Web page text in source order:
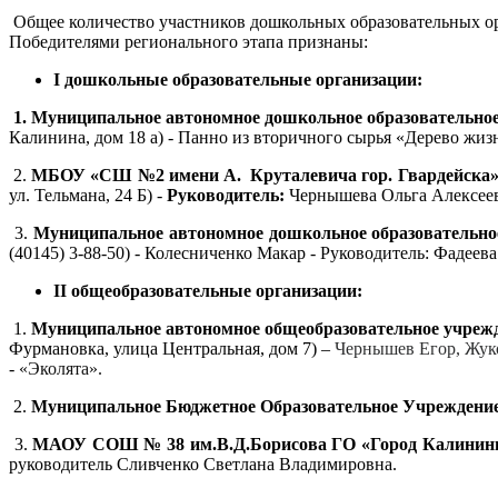
Общее количество участников дошкольных образовательных
Победителями регионального этапа признаны:
I дошкольные образовательные организации:
1. Муниципальное автономное дошкольное
Калинина, дом 18 а) - Панно из вторичного сырья «Дерево
2.МБОУ «СШ №2 имени А. Круталевича гор. Гвардейска»
ул. Тельмана, 24 Б) - Руководитель: Чернышева Ольга
3. Муниципальное автономное дошкольное
(40145) 3-88-50) - Колесниченко Макар - Руководитель:
II общеобразовательные организации:
1. Муниципальное автономное общеобразовательное
Фурмановка, улица Центральная, дом 7) – Чернышев Егор,
- «Эколята».
2. Муниципальное Бюджетное Образовательное
3.МАОУ СОШ № 38 им.В.Д.Борисова ГО «Город
руководитель Сливченко Светлана Владимировна.